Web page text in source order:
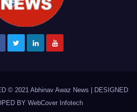
© 2021 Abhinav Awaz News
DESIGNED
BY WebCover Infotech